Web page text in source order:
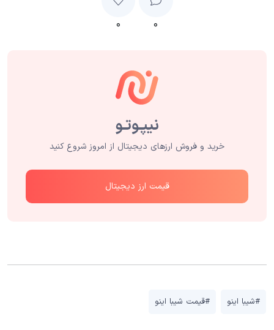
۰ ۰
خرید و فروش ارزهای دیجیتال از امروز شروع کنید
قیمت ارز دیجیتال
#شیبا اینو #قیمت شیبا اینو